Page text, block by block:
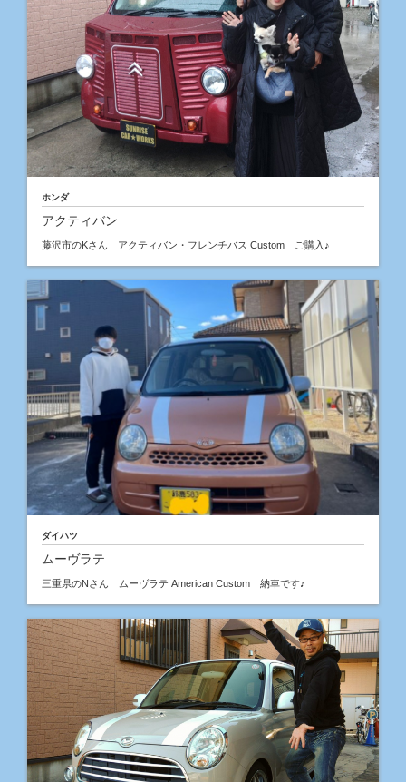
ホンダ
アクティバン
藤沢市のKさん アクティバン・フレンチバス Custom ご購入♪
ダイハツ
ムーヴラテ
三重県のNさん ムーヴラテ American Custom 納車です♪